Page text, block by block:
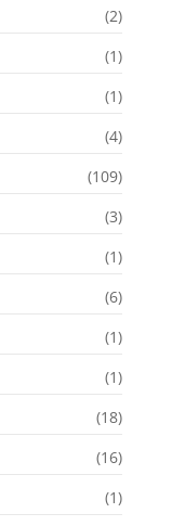
(2)
(1)
(1)
(4)
(109)
(3)
(1)
(6)
(1)
(1)
(18)
(16)
(1)